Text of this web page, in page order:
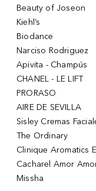
Beauty of Joseon
Kiehl’s
Biodance
Narciso Rodriguez
Apivita - Champús
CHANEL - LE LIFT
PRORASO
AIRE DE SEVILLA
Sisley Cremas
The Ordinary
Clinique Aromatics
Cacharel Amor
Missha